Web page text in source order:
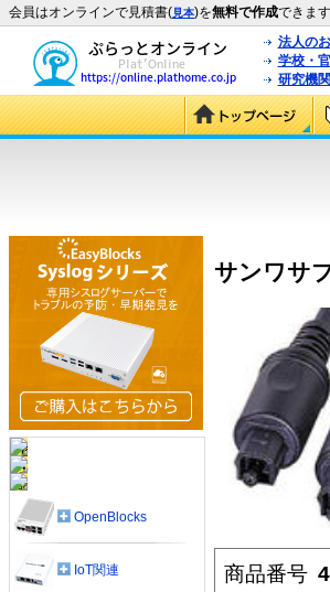
会員はオンラインで見積書(見本)を無料で作成できます
法人の
学校・
研究機
サンワサ
商品番号
OpenBlocks
IoT関連